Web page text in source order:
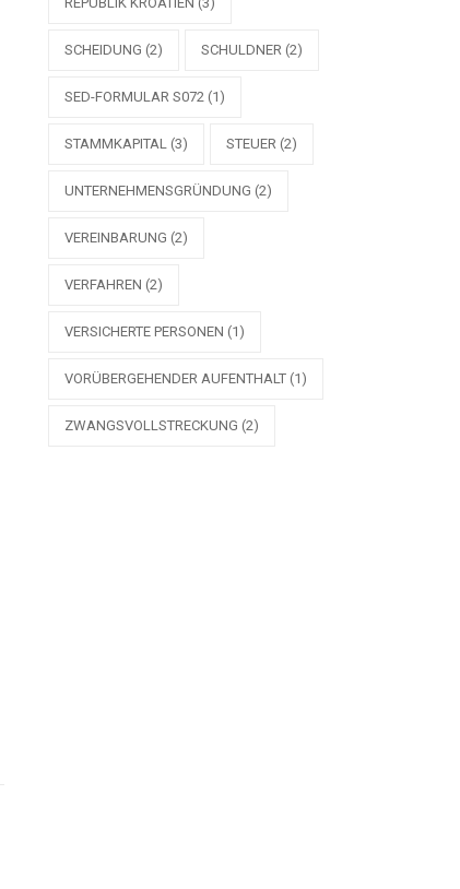
SCHEIDUNG (2) SCHULDNER (2)
SED-FORMULAR S072 (1)
STAMMKAPITAL (3) STEUER (2)
UNTERNEHMENSGRÜNDUNG (2)
VEREINBARUNG (2)
VERFAHREN (2)
VERSICHERTE PERSONEN (1)
VORÜBERGEHENDER AUFENTHALT (1)
ZWANGSVOLLSTRECKUNG (2)